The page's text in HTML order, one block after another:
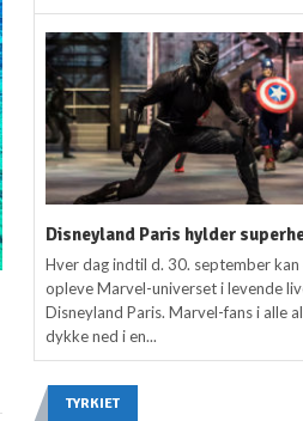
Disneyland Paris hylder
Hver dag indtil d. 30. september kan
opleve Marvel-universet i levende
Disneyland Paris. Marvel-fans i alle
dykke ned i en...
TYRKIET